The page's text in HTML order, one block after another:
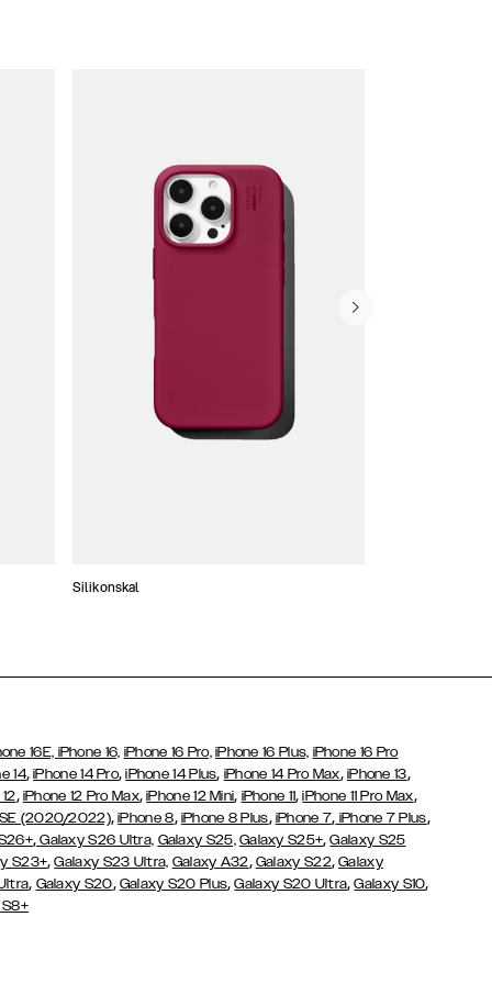
Silikonskal
16E, iPhone 16, iPhone 16 Pro, iPhone 16 Plus, iPhone 16 Pro
14,iPhone 14 Pro,iPhone 14 Plus, iPhone 14 Pro Max, iPhone 13,
, iPhone 12 Pro Max,iPhone 12 Mini, iPhone 11,iPhone 11 Pro Max,
SE (2020/2022),iPhone 8, iPhone 8 Plus, iPhone 7, iPhone 7 Plus,
,Galaxy S26 Ultra, Galaxy S25, Galaxy S25+,Galaxy S25
S23+,Galaxy S23 Ultra, Galaxy A32, Galaxy S22,Galaxy
, Galaxy S20, Galaxy S20 Plus,Galaxy S20 Ultra,Galaxy S10,